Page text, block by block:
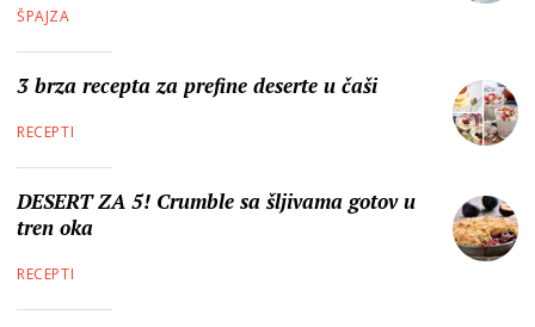
ŠPAJZA
3 brza recepta za prefine deserte u čaši
RECEPTI
DESERT ZA 5! Crumble sa šljivama gotov u
tren oka
RECEPTI